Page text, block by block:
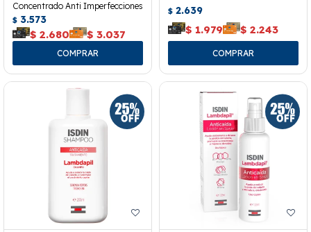
Concentrado Anti Imperfecciones
$ 3.573
$ 2.680 $ 3.037
$ 2.639
$ 1.979 $ 2.243